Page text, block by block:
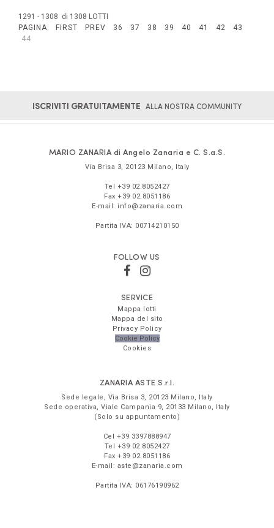
1291 - 1308 di 1308 LOTTI
PAGINA:
FIRST PREV 36 37 38 39 40 41 42
43
44
ISCRIVITI GRATUITAMENTE ALLA NOSTRA COMMUNITY
MARIO ZANARIA di Angelo Zanaria e C. S.a.S.
Via Brisa 3, 20123 Milano, Italy
Tel +39 02.8052427
Fax +39 02.8051186
E-mail: info@zanaria.com
Partita IVA: 00714210150
FOLLOW US
SERVICE
Mappa lotti
Mappa del sito
Privacy Policy
Cookie Policy
Cookies
ZANARIA ASTE S.r.l.
Sede legale, Via Brisa 3, 20123 Milano,
Italy
Sede operativa,Viale Campania 9, 20133 Milano,
Italy
(Solo su appuntamento)
Cel +39 3397888947
Tel +39 02.8052427
Fax +39 02.8051186
E-mail: aste@zanaria.com
Partita IVA: 06176190962